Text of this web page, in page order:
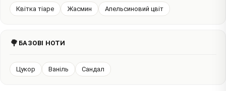
Квітка тіаре Жасмин Апельсиновий цвіт
🌳 БАЗОВІ НОТИ
Цукор Ваніль Сандал